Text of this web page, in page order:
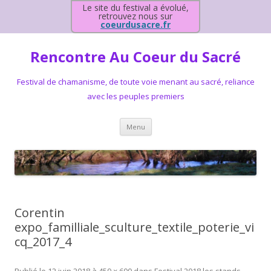
Le site du festival a évolué,
retrouvez nous sur
coeurdusacre.fr
Rencontre Au Coeur du Sacré
Festival de chamanisme, de toute voie menant au sacré, reliance
avec les peuples premiers
Menu Aller au contenu principal
Corentin
expo_familliale_sculture_textile_poterie_vi
cq_2017_4